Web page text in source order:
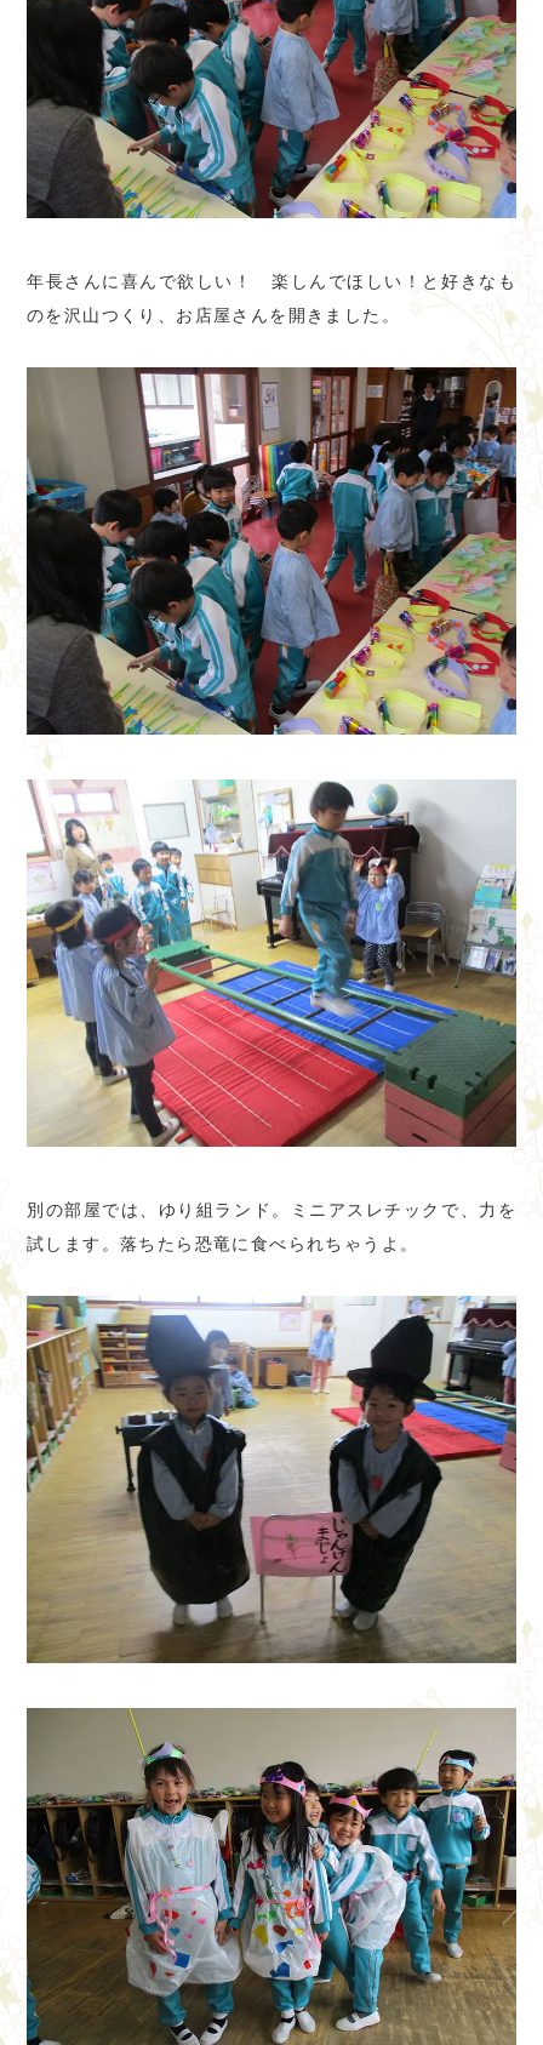
年長さんに喜んで欲しい！ 楽しんでほしい！と好きなも
のを沢山つくり、お店屋さんを開きました。
別の部屋では、ゆり組ランド。ミニアスレチックで、力を
試します。落ちたら恐竜に食べられちゃうよ。